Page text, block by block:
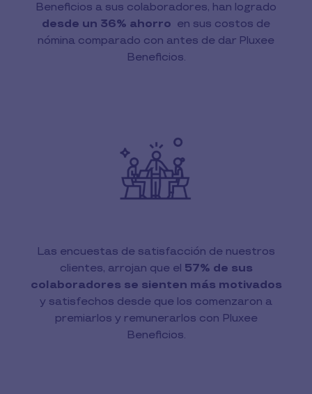
Beneficios a sus colaboradores, han logrado
desde un 36% ahorro en sus costos de
nómina comparado con antes de dar Pluxee
Beneficios.
Las encuestas de satisfacción de nuestros
clientes, arrojan que el 57% de sus
colaboradores se sienten más motivados
y satisfechos desde que los comenzaron a
premiarlos y remunerarlos con Pluxee
Beneficios.